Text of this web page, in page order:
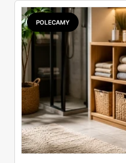
POLECAMY